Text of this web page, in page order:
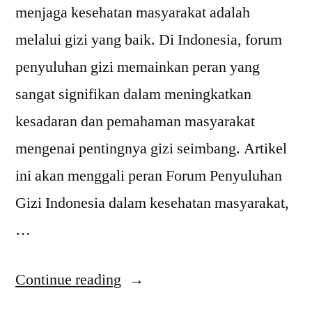
menjaga kesehatan masyarakat adalah
melalui gizi yang baik. Di Indonesia, forum
penyuluhan gizi memainkan peran yang
sangat signifikan dalam meningkatkan
kesadaran dan pemahaman masyarakat
mengenai pentingnya gizi seimbang. Artikel
ini akan menggali peran Forum Penyuluhan
Gizi Indonesia dalam kesehatan masyarakat,
…
Continue reading “Menggali